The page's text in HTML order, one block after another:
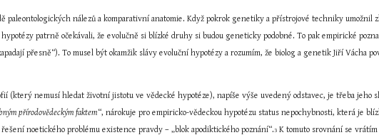
paleontologických nálezů a komparativní anatomie. Když pokrok genetiky a přístrojové techniky umožnil
patrně očekávali, že evolučně si blízké druhy si budou geneticky podobné. To pak empirické
přesně“). To musel být okamžik slávy evoluční hypotézy a rozumím, že biolog a genetik Jiří Vácha
(který nemusí hledat životní jistotu ve vědecké hypotéze), napíše výše uvedený odstavec, je třeba jeho
přírodovědeckým faktem“, nárokuje pro empiricko-vědeckou hypotézu status nepochybnosti, která je
noetického problému existence pravdy – „blok apodiktického poznání“.3 K tomuto srovnání se vrátím